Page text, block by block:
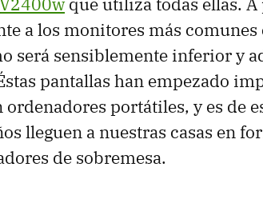
a los monitores más comunes
será sensiblemente inferior y
pantallas han empezado
portátiles, y es de
lleguen a nuestras casas en
de sobremesa.